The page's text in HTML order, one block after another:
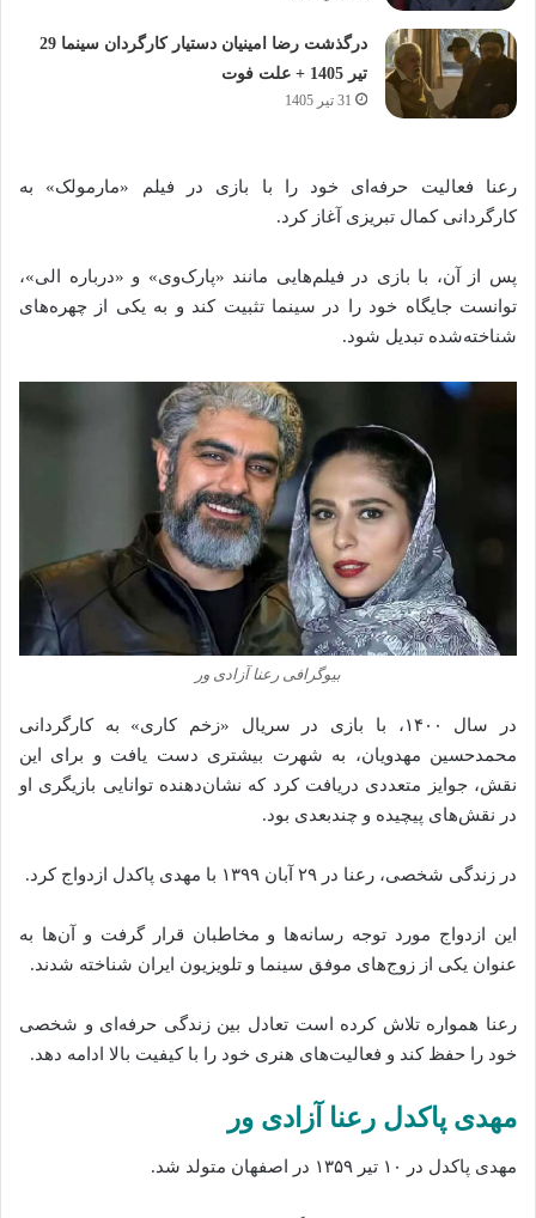
درگذشت رضا امینیان دستیار کارگردان سینما 29
تیر 1405 + علت فوت
31 تیر 1405
رعنا فعالیت حرفه‌ای خود را با بازی در فیلم «مارمولک» به
کارگردانی کمال تبریزی آغاز کرد.
پس از آن، با بازی در فیلم‌هایی مانند «پارک‌وی» و «درباره الی»،
توانست جایگاه خود را در سینما تثبیت کند و به یکی از چهره‌های
شناخته‌شده تبدیل شود.
بیوگرافی رعنا آزادی‌ ور
در سال ۱۴۰۰، با بازی در سریال «زخم کاری» به کارگردانی
محمدحسین مهدویان، به شهرت بیشتری دست یافت و برای این
نقش، جوایز متعددی دریافت کرد که نشان‌دهنده توانایی بازیگری او
در نقش‌های پیچیده و چندبعدی بود.
در زندگی شخصی، رعنا در ۲۹ آبان ۱۳۹۹ با مهدی پاکدل ازدواج کرد.
این ازدواج مورد توجه رسانه‌ها و مخاطبان قرار گرفت و آن‌ها به
عنوان یکی از زوج‌های موفق سینما و تلویزیون ایران شناخته شدند.
رعنا همواره تلاش کرده است تعادل بین زندگی حرفه‌ای و شخصی
خود را حفظ کند و فعالیت‌های هنری خود را با کیفیت بالا ادامه دهد.
مهدی پاکدل رعنا آزادی‌ ور
مهدی پاکدل در ۱۰ تیر ۱۳۵۹ در اصفهان متولد شد.